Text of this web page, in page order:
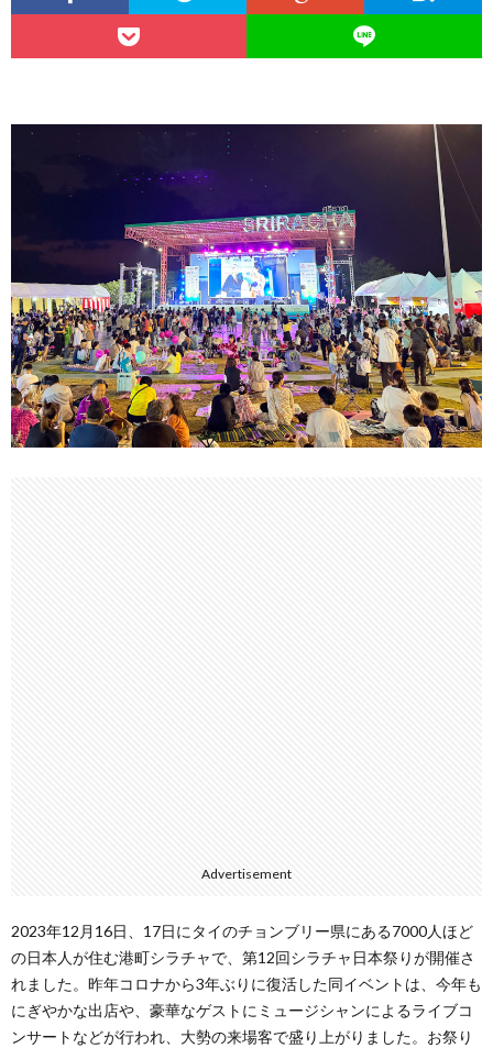
Advertisement
2023年12月16日、17日にタイのチョンブリー県にある7000人ほど
の日本人が住む港町シラチャで、第12回シラチャ日本祭りが開催さ
れました。昨年コロナから3年ぶりに復活した同イベントは、今年も
にぎやかな出店や、豪華なゲストにミュージシャンによるライブコ
ンサートなどが行われ、大勢の来場客で盛り上がりました。お祭り